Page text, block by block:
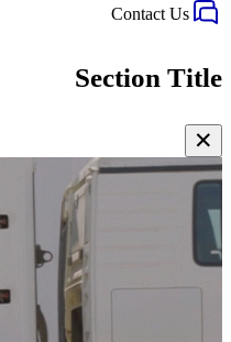
Contact Us
Section Title
✕